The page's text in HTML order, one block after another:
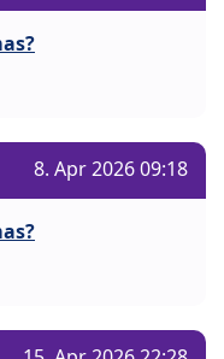
8. Apr 2026 09:18